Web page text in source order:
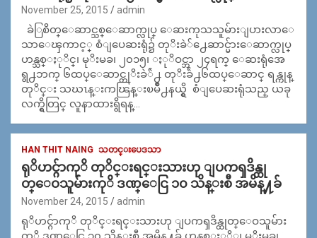
November 25, 2015 admin
ခဲြစိတ္ေဆာင္သစ္ေဆာက္လုပ္ ေဆးကုသသူမ်ားျပားလာေ
သာေၾကာင့္ စံျပေဆးရုံ၌ တုိးခဲ်႕ေဆာင္မ်ားေဆာက္လုပ္
ဟန္သစ္ႏုိင္၊ မုိးမခ၊ ၂၀၁၅၊ ႏုိဝင္ဘာ ၂၄ရက္ ေဆးရုံအေ
ရွ႕ဘက္ ၆ထပ္ေဆာင္တုိးခဲ်ဲ႕ တုိးခ်ဲ႕၆ထပ္ေဆာင္ ရန္ကုန္
တုိင္း သဃၤန္းကၽြန္းၿမိဳ႕နယ္ရွိ စံျပေဆးရုံသည္ ယခု
လက္ရွိတြင္ လူနာထားရွိရန္…
HAN THIT NAING သတင္းပေဒသာ
ရုိဟင္ဂ်ာကုိ တုိင္းရင္းသားဟု ျပကၡဒိန္ထု
တ္ေဝသူမ်ားကုိ ဒဏ္ေငြ ၁၀ သိန္းစီ အမိန္႔ခ်
November 24, 2015 admin
ရုိဟင္ဂ်ာကုိ တုိင္းရင္းသားဟု ျပကၡဒိန္ထုတ္ေဝသူမ်ား